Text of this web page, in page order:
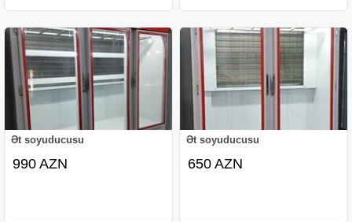
Ət soyuducusu
990 AZN
Ət soyuducusu
650 AZN